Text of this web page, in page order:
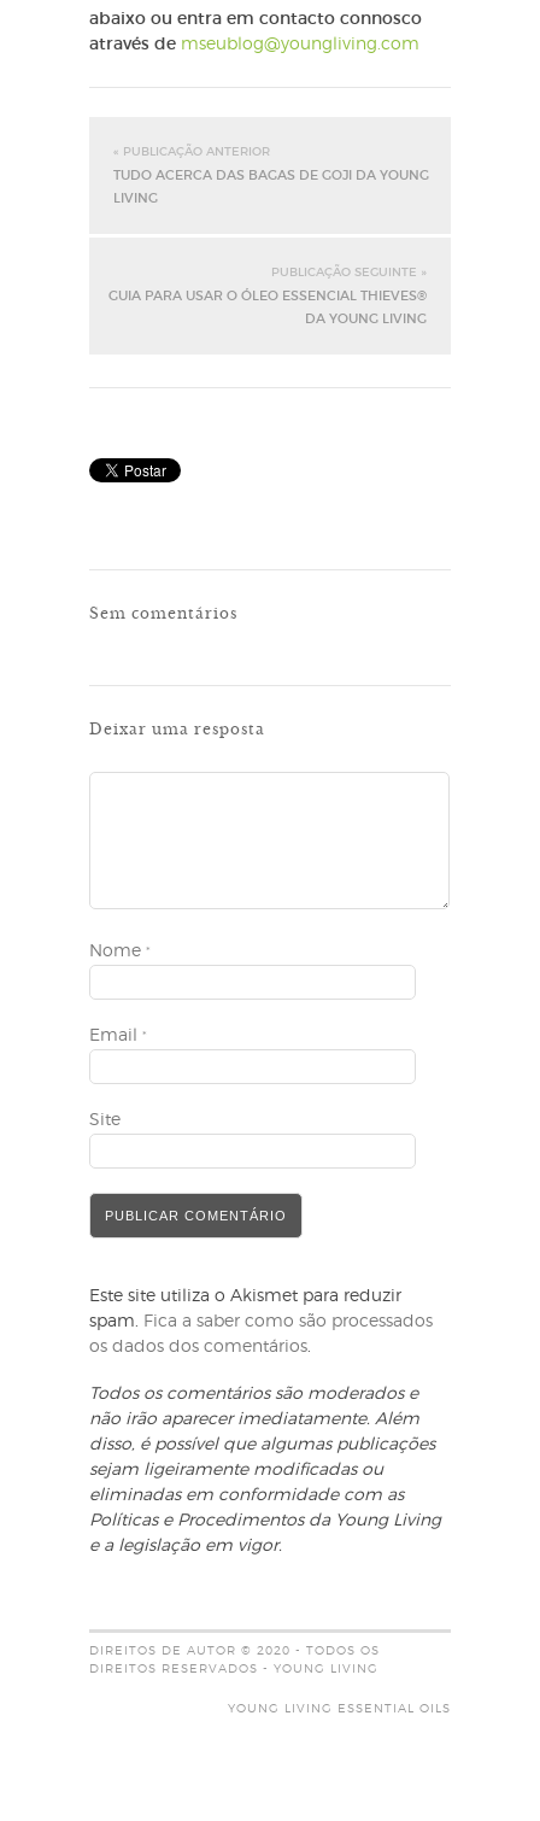
abaixo ou entra em contacto connosco
através de mseublog@youngliving.com
« PUBLICAÇÃO ANTERIOR
TUDO ACERCA DAS BAGAS DE GOJI DA YOUNG
LIVING
PUBLICAÇÃO SEGUINTE »
GUIA PARA USAR O ÓLEO ESSENCIAL THIEVES®
DA YOUNG LIVING
Sem comentários
Deixar uma resposta
Nome *
Email *
Site
Este site utiliza o Akismet para reduzir
spam. Fica a saber como são processados
os dados dos comentários.
Todos os comentários são moderados e
não irão aparecer imediatamente. Além
disso, é possível que algumas publicações
sejam ligeiramente modificadas ou
eliminadas em conformidade com as
Políticas e Procedimentos da Young Living
e a legislação em vigor.
DIREITOS DE AUTOR © 2020 - TODOS OS
DIREITOS RESERVADOS - YOUNG LIVING
YOUNG LIVING ESSENTIAL OILS